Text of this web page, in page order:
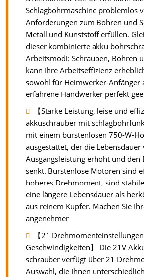
Schlagbohrmaschine problemlos
Anforderungen zum Bohren und
Metall und Kunststoff erfüllen.
dieser kombinierte akku
Arbeitsmodi: Schrauben, Bohren
kann Ihre Arbeitseffizienz
sowohl für Heimwerker-Anfänger
erfahrene Handwerker perfekt
【Starke Leistung, leise und
akkuschrauber mit
mit einem bürstenlosen 750-W-
ausgestattet, der die
Ausgangsleistung erhöht und den
senkt. Bürstenlose Motoren sind
höheres Drehmoment, sind
eine längere Lebensdauer als
aus reinem Kupfer. Machen Sie
angenehmer
【21
Geschwindigkeiten】 Die 21V
schrauber verfügt über 21
Auswahl, die Ihnen